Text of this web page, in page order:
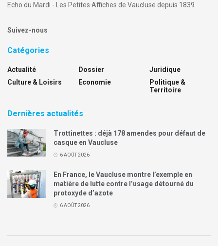
Echo du Mardi - Les Petites Affiches de Vaucluse depuis 1839
Suivez-nous
Catégories
Actualité
Culture & Loisirs
Dossier
Economie
Juridique
Politique &
Territoire
Dernières actualités
Trottinettes : déjà 178 amendes pour défaut de
casque en Vaucluse
6 AOÛT 2026
En France, le Vaucluse montre l’exemple en
matière de lutte contre l’usage détourné du
protoxyde d’azote
6 AOÛT 2026